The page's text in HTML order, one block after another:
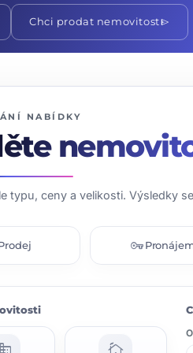
Chci prodat nemovitostsend
NABÍDKY
typu, ceny a velikosti. Výsledky
vpn_key